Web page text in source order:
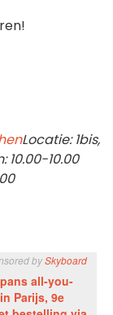
Locatie: 1bis,
10.00-10.00